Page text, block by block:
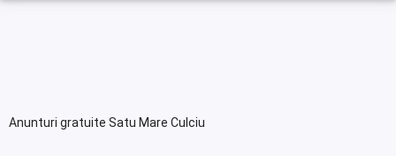
Anunturi gratuite Satu Mare Culciu